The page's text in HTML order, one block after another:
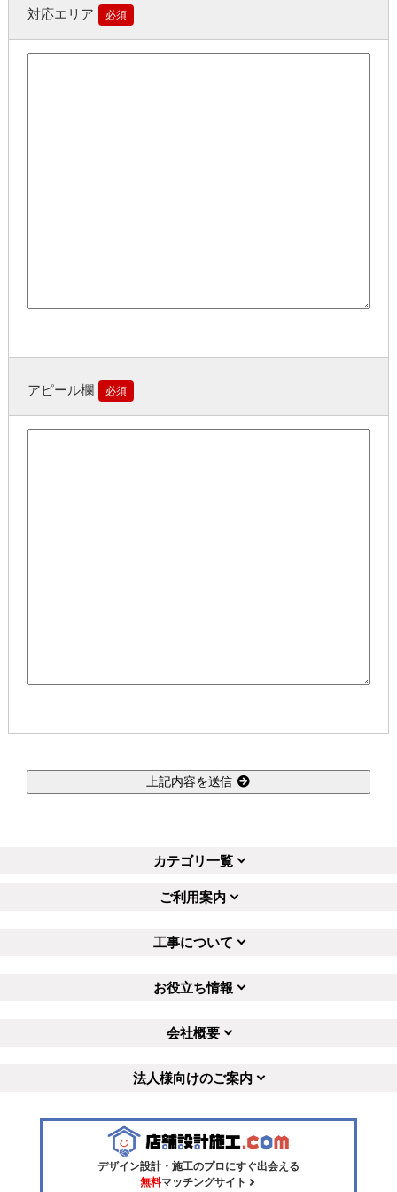
対応エリア 必須
アピール欄 必須
上記内容を送信
カテゴリ一覧
ご利用案内
工事について
お役立ち情報
会社概要
法人様向けのご案内
デザイン設計・施工のプロにすぐ出会える
無料マッチングサイト